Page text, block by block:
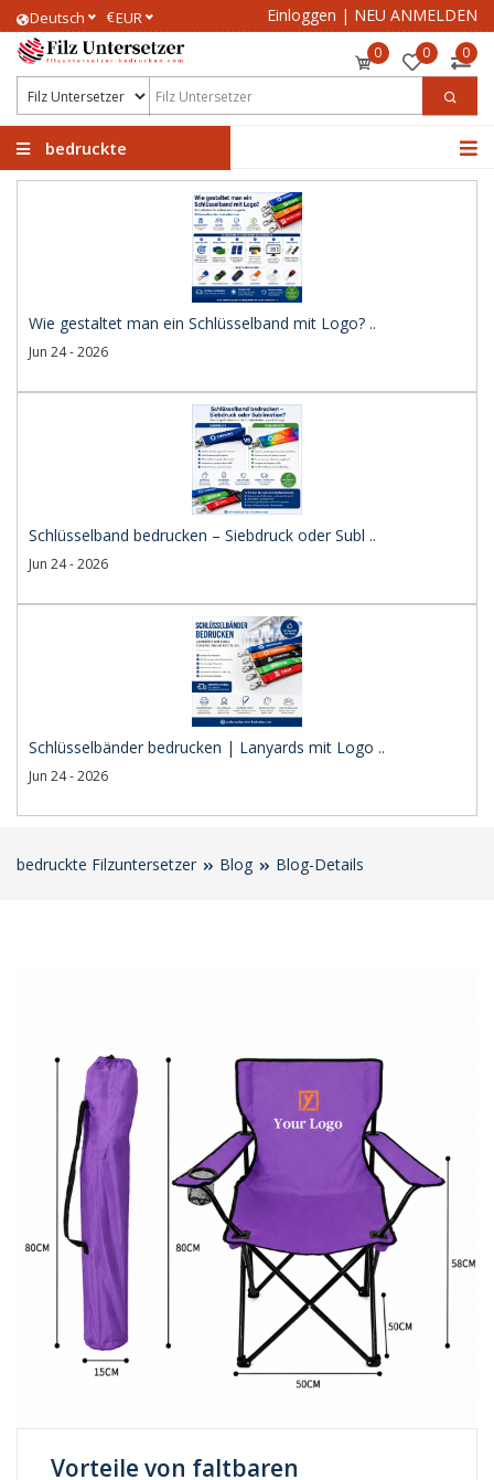
Deutsch €EUR Einloggen | NEU ANMELDEN
0 0 0
bedruckte
Wie gestaltet man ein Schlüsselband mit Logo? ..
Jun 24 - 2026
Schlüsselband bedrucken – Siebdruck oder Subl ..
Jun 24 - 2026
Schlüsselbänder bedrucken | Lanyards mit Logo ..
Jun 24 - 2026
bedruckte Filzuntersetzer Blog Blog-Details
Vorteile von faltbaren